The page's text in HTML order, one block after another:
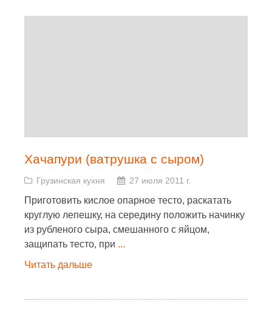
Хачапури (ватрушка с сыром)
Грузинская кухня 27 июля 2011 г.
Приготовить кислое опарное тесто, раскатать
круглую лепешку, на середину положить начинку
из рубленого сыра, смешанного с яйцом,
защипать тесто, при ...
Читать дальше